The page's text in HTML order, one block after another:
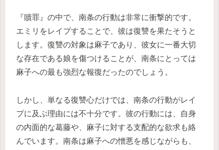
『贖罪』の中で、南条の行動は非常に衝撃的です。
エミリをレイプすることで、彼は復讐を果たそうと
します。復讐の対象は麻子であり、彼女に一番大切
な存在である娘を傷つけることが、南条にとっては
麻子への最も強烈な報復だったのでしょう。
しかし、単なる復讐心だけでは、南条の行動がレイ
プに及ぶ理由には不十分です。彼の行動には、自身
の内面的な葛藤や、麻子に対する支配的な欲求も絡
んでいます。南条は麻子への憎悪を感じながらも、